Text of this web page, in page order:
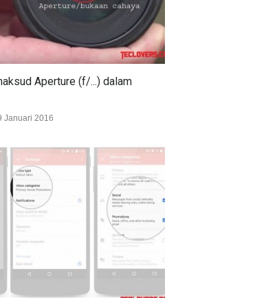
Aperture (f/...) dalam
Januari 2016